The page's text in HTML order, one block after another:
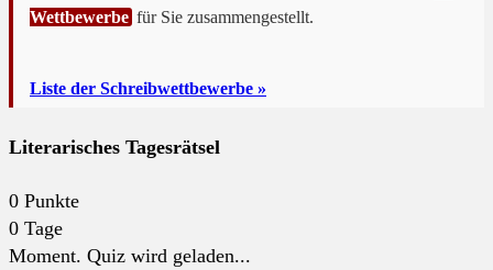
Wettbewerbe für Sie zusammengestellt.
Liste der Schreibwettbewerbe »
Literarisches Tagesrätsel
0 Punkte
0 Tage
Moment. Quiz wird geladen...